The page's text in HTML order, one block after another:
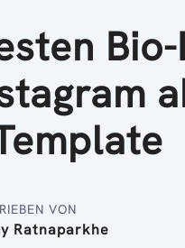
VON
Ratnaparkhe